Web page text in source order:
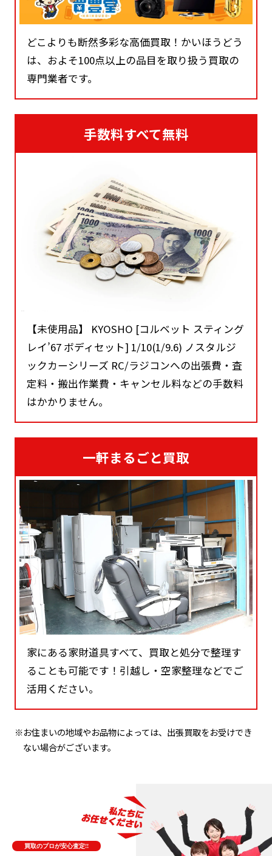
どこよりも断然多彩な高価買取！かいほうどう
は、およそ100点以上の品目を取り扱う買取の
専門業者です。
手数料すべて無料
【未使用品】 KYOSHO [コルベット スティング
レイ’67 ボディセット] 1/10(1/9.6) ノスタルジ
ックカーシリーズ RC/ラジコンへの出張費・査
定料・搬出作業費・キャンセル料などの手数料
はかかりません。
一軒まるごと買取
家にある家財道具すべて、買取と処分で整理す
ることも可能です！引越し・空家整理などでご
活用ください。
※お住まいの地域やお品物によっては、出張買取をお受けでき
ない場合がございます。
買取のプロが安心査定!!